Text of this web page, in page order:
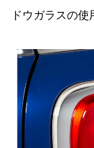
ドウガラスの使